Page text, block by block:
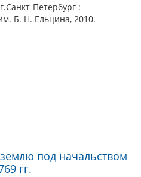
Петербург :
Б. Н. Ельцина, 2010.
под начальством
гг.